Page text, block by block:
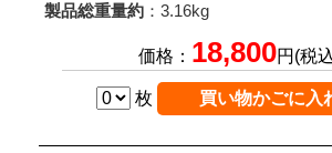
製品総重量約 ：3.16kg
価格： 18,800円(税
枚